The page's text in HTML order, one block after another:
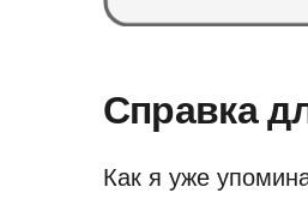
Справка
Как я уже